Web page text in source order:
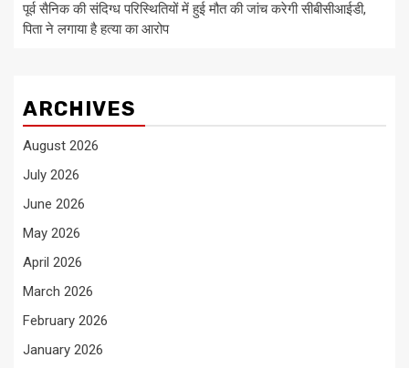
पूर्व सैनिक की संदिग्ध परिस्थितियों में हुई मौत की जांच करेगी सीबीसीआईडी,
पिता ने लगाया है हत्या का आरोप
ARCHIVES
August 2026
July 2026
June 2026
May 2026
April 2026
March 2026
February 2026
January 2026